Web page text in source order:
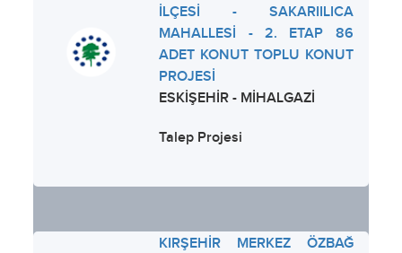
İLÇESİ - SAKARIILICA
MAHALLESİ - 2. ETAP 86
ADET KONUT TOPLU KONUT
PROJESİ
ESKİŞEHİR - MİHALGAZİ
Talep Projesi
KIRŞEHİR MERKEZ ÖZBAĞ